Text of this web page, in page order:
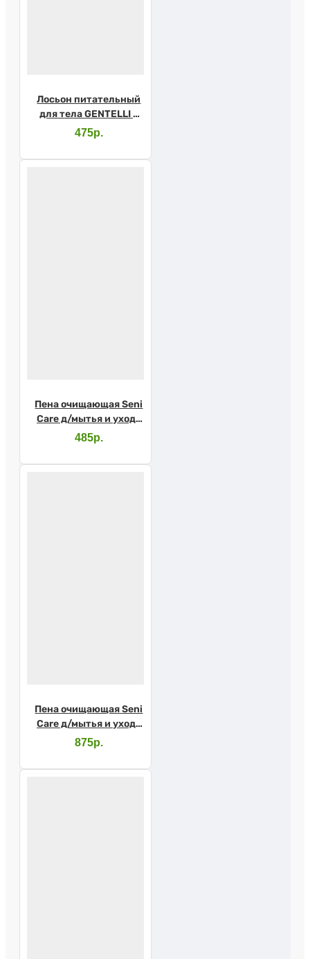
Лосьон питательный
для тела GENTELLI с
маслом виноградных
250мл
475р.
Пена очищающая Seni
Care д/мытья и ухода
250мл
485р.
Пена очищающая Seni
Care д/мытья и ухода
500мл
875р.